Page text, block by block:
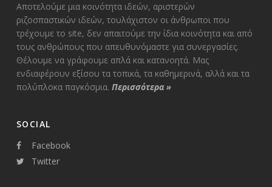
Αποτελούμε μια κοινότητα ιδεών, αριστερών
ριζοσπαστικών ιδεών, τουλάχιστον οι άνθρωποι που
τρέχουμε το site, δεν απαιτούμε την ίδια κοινότητα και από
τους ανθρώπους που απευθυνόμαστε για συνεργασίες.
Θέλουμε να γράφουμε απλά και κατανοητά. Μας
ενδιαφέρουν εξίσου τα τοπικά, τα καθημερινά, αλλά και τα
πολύπλοκα παγκόσμια. Περισσότερα»
SOCIAL
Facebook
Twitter